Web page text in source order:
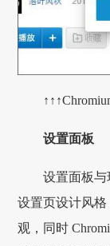
设置面板
设置面板与
设置页设计风格
观，同时